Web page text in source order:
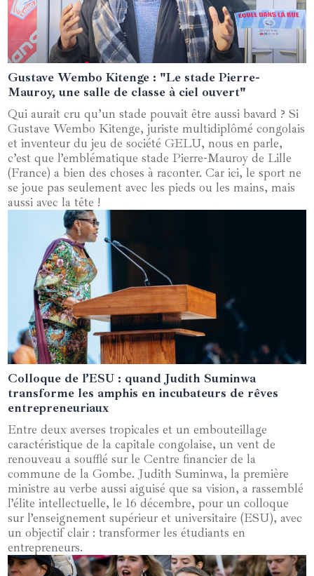
03 mars 2025
Gustave Wembo Kitenge : "Le stade Pierre-
Mauroy, une salle de classe à ciel ouvert"
Qui aurait cru qu’un stade pouvait être aussi bavard ? Si
Gustave Wembo Kitenge, juriste multidiplômé congolais
et inventeur du jeu de société GELU, nous en parle,
c’est que l’emblématique stade Pierre-Mauroy de Lille
(France) a bien des choses à raconter. Car ici, le sport ne
se joue pas seulement avec les pieds ou les mains, mais
aussi avec la tête !
19 décembre 2024
Colloque de l’ESU : quand Judith Suminwa
transforme les amphis en incubateurs de rêves
entrepreneuriaux
Entre deux averses tropicales et un embouteillage
caractéristique de la capitale congolaise, un vent de
renouveau a soufflé sur le Centre financier de la
commune de la Gombe. Judith Suminwa, la première
ministre au verbe aussi aiguisé que sa vision, a rassemblé
l’élite intellectuelle, le 16 décembre, pour un colloque
sur l’enseignement supérieur et universitaire (ESU), avec
un objectif clair : transformer les étudiants en
entrepreneurs.